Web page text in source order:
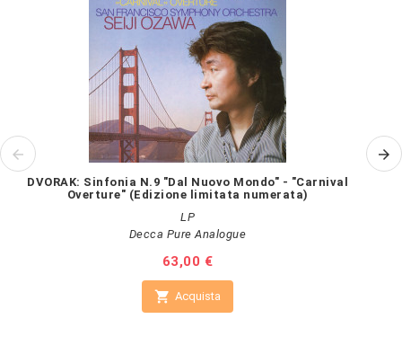
DVORAK: Sinfonia N.9 "Dal Nuovo Mondo" - "Carnival
Overture" (Edizione limitata numerata)
LP
Decca Pure Analogue
Prezzo
63,00 €
 Acquista